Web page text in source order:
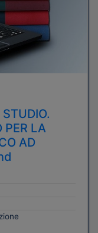
PER LA
AD